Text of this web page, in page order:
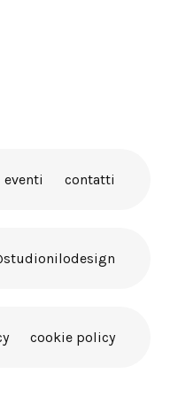
eventi contatti
cookie policy